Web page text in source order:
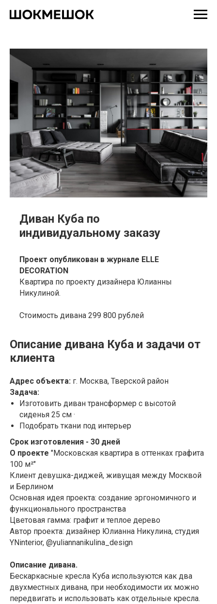
Диван Куба по
индивидуальному заказу
Проект опубликован в журнале ELLE
DECORATION
Квартира по проекту дизайнера Юлианны
Никулиной.
Стоимость дивана 299 800 рублей
Описание дивана Куба и задачи от
клиента
Адрес объекта: г. Москва, Тверской район
Задача:
Изготовить диван трансформер с высотой
сиденья 25 см ·
Подобрать ткани под интерьер
Срок изготовления - 30 дней
О проекте "Московская квартира в оттенках графита
100 м²"
Клиент девушка-диджей, живущая между Москвой
и Берлином
Основная идея проекта: создание эргономичного и
функционального пространства
Цветовая гамма: графит и теплое дерево
Автор проекта: дизайнер Юлианна Никулина, студия
YNinterior, @yuliannanikulina_design
Описание дивана.
Бескаркасные кресла Куба используются как два
двухместных дивана, при необходимости их можно
передвигать и использовать как отдельные кресла.